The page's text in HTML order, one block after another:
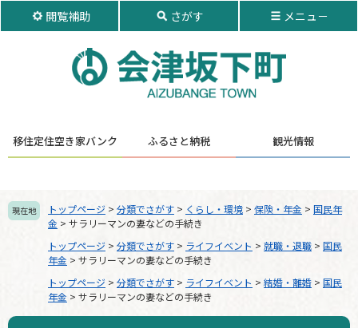
本
閲覧補助 さがす メニュ－
移住定住空き家バンク ふるさと納税 観光情報
現在地 トップページ > 分類でさがす > くらし・環境 > 保険・年金 > 国民年
金 > サラリーマンの妻などの手続き
トップページ > 分類でさがす > ライフイベント > 就職・退職 > 国民
年金 > サラリーマンの妻などの手続き
トップページ > 分類でさがす > ライフイベント > 結婚・離婚 > 国民
年金 > サラリーマンの妻などの手続き